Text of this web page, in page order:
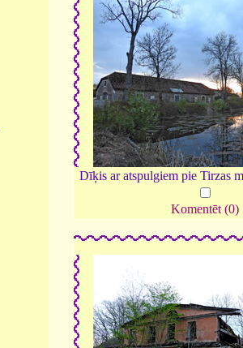
Dīķis ar atspulgiem pie Tirzas
Komentēt (0)